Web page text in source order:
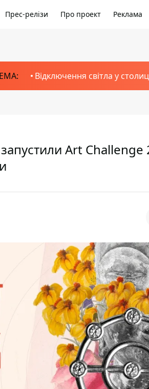
Прес-релізи Про проект Реклама
Відключення світла у
Art Challenge